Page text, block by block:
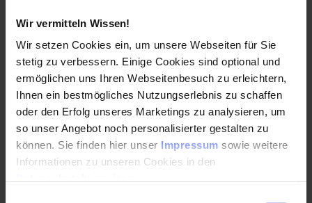
Wir vermitteln Wissen!
Wir setzen Cookies ein, um unsere Webseiten für Sie
stetig zu verbessern. Einige Cookies sind optional und
ermöglichen uns Ihren Webseitenbesuch zu erleichtern,
Ihnen ein bestmögliches Nutzungserlebnis zu schaffen
oder den Erfolg unseres Marketings zu analysieren, um
so unser Angebot noch personalisierter gestalten zu
können. Sie finden hier unser Impressum sowie weitere
Informationen zu unseren Cookies in den
energieeinsparende Nutzung und auf eine
Wiederverwendung nach Rückbau ausgelegt (Dämmstoffe,
Tragwerk, Fassade etc).
Zur Deckung der Eigenstromversorgung ist eine
Photovoltaikanlage und einen Batteriespeicher vorgesehen.
Überschüssig erzeugte Energie soll innerhalb des
städtischen Gebäudebestands der Landeshauptstadt
Düsseldorf genutzt oder alternativ in das Versorgungsnetz
eingespeist.